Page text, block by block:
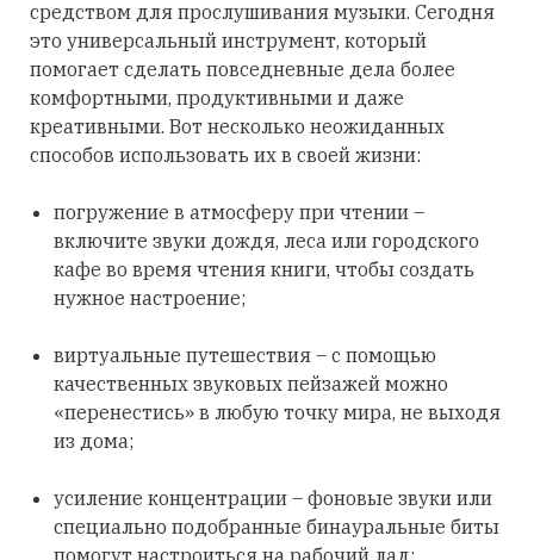
средством для прослушивания музыки. Сегодня
это универсальный инструмент, который
помогает сделать повседневные дела более
комфортными, продуктивными и даже
креативными. Вот несколько неожиданных
способов использовать их в своей жизни:
погружение в атмосферу при чтении –
включите звуки дождя, леса или городского
кафе во время чтения книги, чтобы создать
нужное настроение;
виртуальные путешествия – с помощью
качественных звуковых пейзажей можно
«перенестись» в любую точку мира, не выходя
из дома;
усиление концентрации – фоновые звуки или
специально подобранные бинауральные биты